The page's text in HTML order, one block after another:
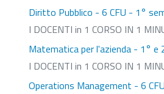
Diritto Pubblico - 6 CFU - 1°
I DOCENTI in 1 CORSO IN 1
Matematica per l'azienda - 1° e
I DOCENTI in 1 CORSO IN 1
Operations Management - 6